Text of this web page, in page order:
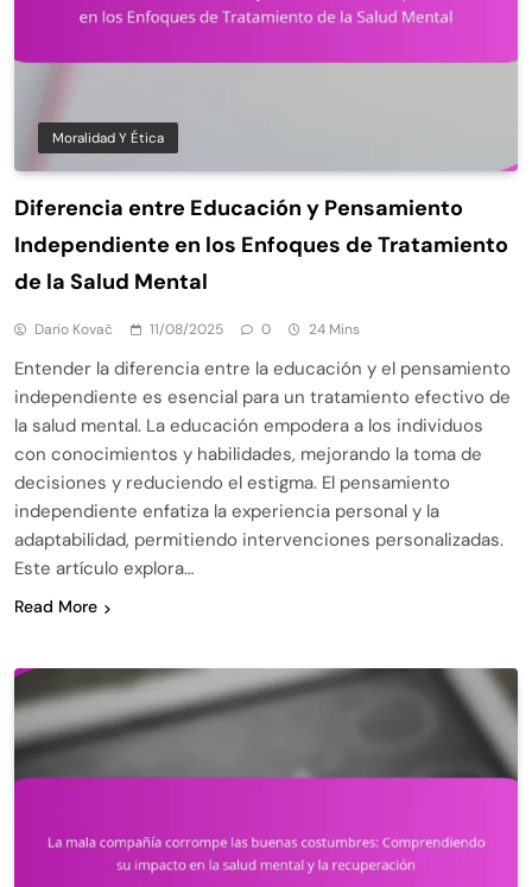
Moralidad Y Ética
Diferencia entre Educación y Pensamiento
Independiente en los Enfoques de Tratamiento
de la Salud Mental
Dario Kovač 11/08/2025 0 24 Mins
Entender la diferencia entre la educación y el pensamiento
independiente es esencial para un tratamiento efectivo de
la salud mental. La educación empodera a los individuos
con conocimientos y habilidades, mejorando la toma de
decisiones y reduciendo el estigma. El pensamiento
independiente enfatiza la experiencia personal y la
adaptabilidad, permitiendo intervenciones personalizadas.
Este artículo explora…
Read More